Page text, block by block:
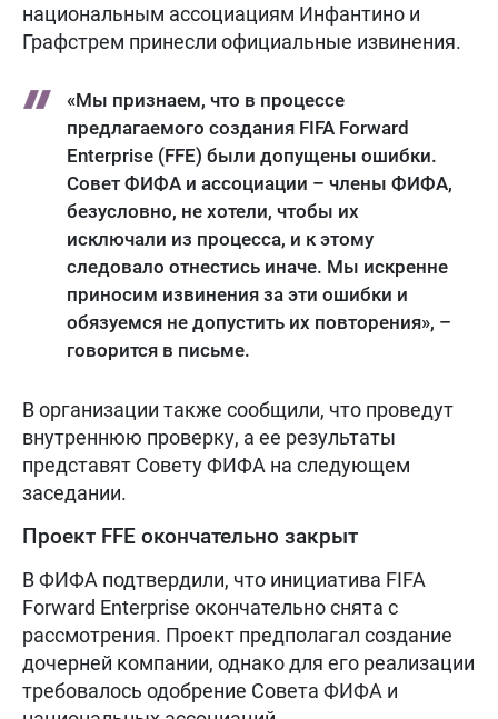
национальным ассоциациям Инфантино и
Графстрем принесли официальные извинения.
«Мы признаем, что в процессе
предлагаемого создания FIFA Forward
Enterprise (FFE) были допущены ошибки.
Совет ФИФА и ассоциации – члены ФИФА,
безусловно, не хотели, чтобы их
исключали из процесса, и к этому
следовало отнестись иначе. Мы искренне
приносим извинения за эти ошибки и
обязуемся не допустить их повторения», –
говорится в письме.
В организации также сообщили, что проведут
внутреннюю проверку, а ее результаты
представят Совету ФИФА на следующем
заседании.
Проект FFE окончательно закрыт
В ФИФА подтвердили, что инициатива FIFA
Forward Enterprise окончательно снята с
рассмотрения. Проект предполагал создание
дочерней компании, однако для его реализации
требовалось одобрение Совета ФИФА и